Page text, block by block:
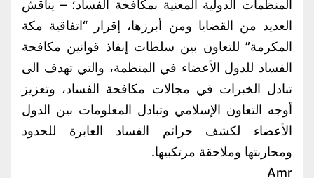
المنظمات الدولية المعنية بمكافحة الفساد؛ – يناقش
العديد من القضايا ومن أبرزها، إقرار “اتفاقية مكة
المكرمة” للتعاون بين سلطات إنفاذ قوانين مكافحة
الفساد للدول الأعضاء في المنظمة، والتي تهدف الى
تبادل الخبرات في مجالات مكافحة الفساد، وتعزيز
أوجه التعاون الإسلامي وتبادل المعلومات بين الدول
الأعضاء لكشف جرائم الفساد العابرة للحدود
ومحاربتها وملاحقة مرتكبيها.
Amr